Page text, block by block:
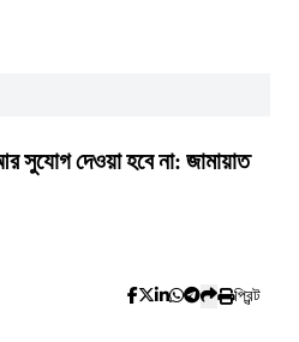
সুযোগ দেওয়া হবে না: জামায়াত
প্রিন্ট